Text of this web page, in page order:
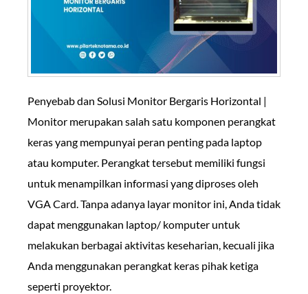
Penyebab dan Solusi Monitor Bergaris Horizontal |
Monitor merupakan salah satu komponen perangkat
keras yang mempunyai peran penting pada laptop
atau komputer. Perangkat tersebut memiliki fungsi
untuk menampilkan informasi yang diproses oleh
VGA Card. Tanpa adanya layar monitor ini, Anda tidak
dapat menggunakan laptop/ komputer untuk
melakukan berbagai aktivitas keseharian, kecuali jika
Anda menggunakan perangkat keras pihak ketiga
seperti proyektor.